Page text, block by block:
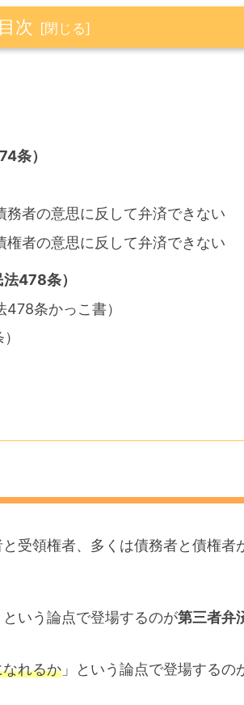
目次
条）
者の意思に反して弁済できない
者の意思に反して弁済できない
478条）
条かっこ書）
受領権者、多くは債務者と債権者
という論点で登場するのが第三者弁
なれるか 」という論点で登場するの